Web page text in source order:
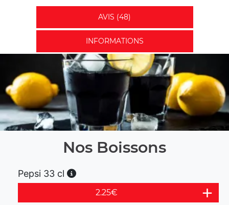
AVIS (48)
INFORMATIONS
Nos Boissons
Pepsi 33 cl
2.25€